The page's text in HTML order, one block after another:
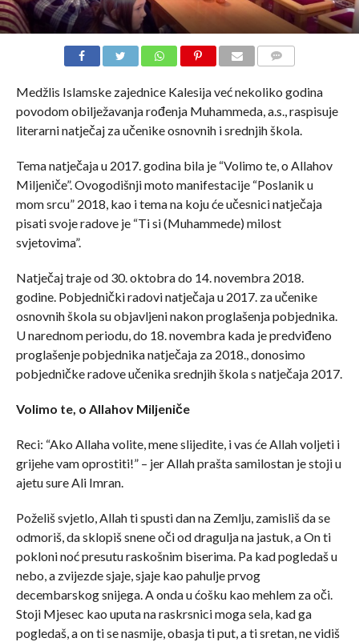
Medžlis Islamske zajednice Kalesija već nekoliko godina
povodom obilježavanja rođenja Muhammeda, a.s., raspisuje
literarni natječaj za učenike osnovnih i srednjih škola.
Tema natječaja u 2017. godina bila je “Volimo te, o Allahov
Miljeniče”. Ovogodišnji moto manifestacije “Poslanik u
mom srcu” 2018, kao i tema na koju će učesnici natječaja
pisati svoje radove je “Ti si (Muhammede) milost
svjetovima”.
Natječaj traje od 30. oktobra do 14. novembra 2018.
godine. Pobjednički radovi natječaja u 2017. za učenike
osnovnih škola su objavljeni nakon proglašenja pobjednika.
U narednom periodu, do 18. novembra kada je predviđeno
proglašenje pobjednika natječaja za 2018., donosimo
pobjedničke radove učenika srednjih škola s natječaja 2017.
Volimo te, o Allahov Miljeniče
Reci: “Ako Allaha volite, mene slijedite, i vas će Allah voljeti i
grijehe vam oprostiti!” – jer Allah prašta samilostan je stoji u
ajetu sure Ali Imran.
Poželiš svjetlo, Allah ti spusti dan na Zemlju, zamisliš da se
odmoriš, da sklopiš snene oči od dragulja na jastuk, a On ti
pokloni noć presutu raskošnim biserima. Pa kad pogledaš u
nebo, a zvijezde sjaje, sjaje kao pahulje prvog
decembarskog snijega. A onda u ćošku kao mehlem za oči.
Stoji Mjesec kao uputa na raskrsnici moga sela, kad ga
pogledaš, a on ti se nasmije, obasja ti put, a ti sretan, ne vidiš